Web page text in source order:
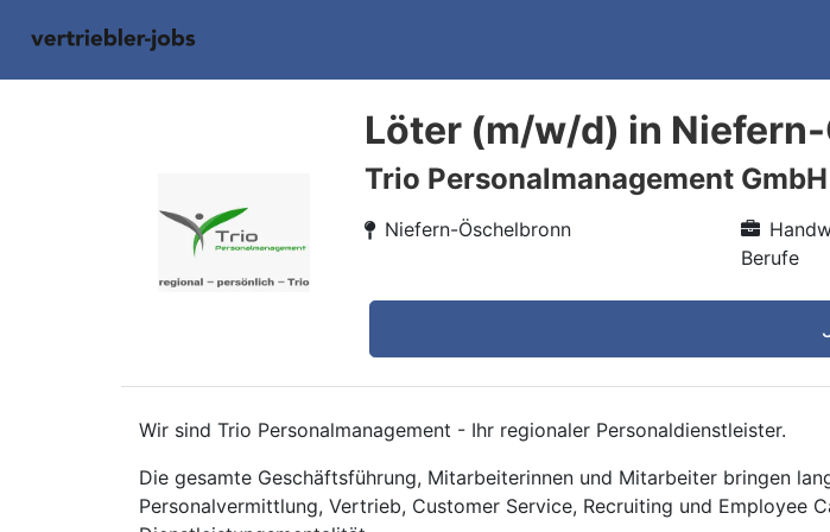
Löter (m/w/d) in
Trio Personalmanagement GmbH
Niefern-Öschelbronn
Berufe
Wir sind Trio Personalmanagement - Ihr regionaler Personaldienstleister.
Die gesamte Geschäftsführung, Mitarbeiterinnen und Mitarbeiter bringen
Personalvermittlung, Vertrieb, Customer Service, Recruiting und Employee